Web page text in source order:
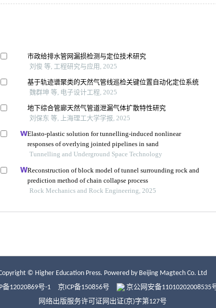
© Higher Education Press. Powered by Beijing Magtech Co. Ltd
备12020869号-1
京ICP备150856号
京公网安备11010202008535
网络出版服务许可证网出证(京)字第127号